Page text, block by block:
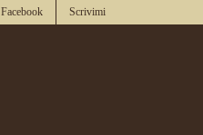
Facebook Scrivimi